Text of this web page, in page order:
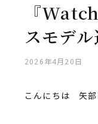
『
スモデル
2026年4月20日
こんにちは 矢部